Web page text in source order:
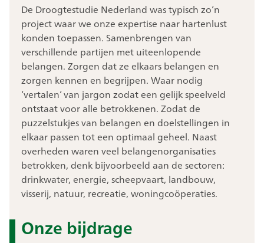
De Droogtestudie Nederland was typisch zo’n
project waar we onze expertise naar hartenlust
konden toepassen. Samenbrengen van
verschillende partijen met uiteenlopende
belangen. Zorgen dat ze elkaars belangen en
zorgen kennen en begrijpen. Waar nodig
‘vertalen’ van jargon zodat een gelijk speelveld
ontstaat voor alle betrokkenen. Zodat de
puzzelstukjes van belangen en doelstellingen in
elkaar passen tot een optimaal geheel. Naast
overheden waren veel belangenorganisaties
betrokken, denk bijvoorbeeld aan de sectoren:
drinkwater, energie, scheepvaart, landbouw,
visserij, natuur, recreatie, woningcoöperaties.
Onze bijdrage